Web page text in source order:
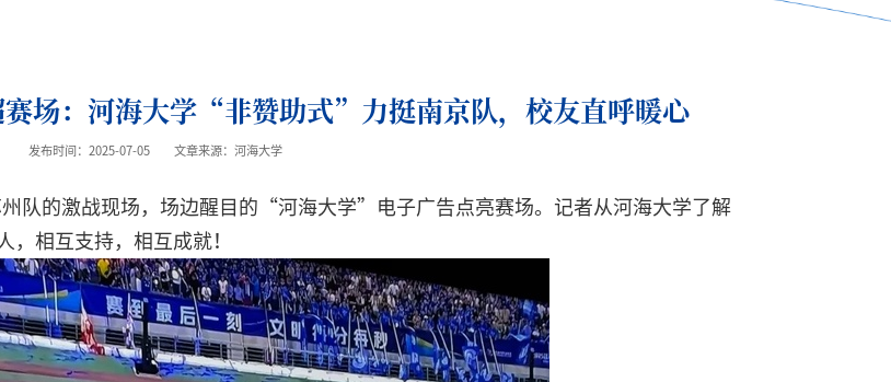
赛场：河海大学“非赞助式”力挺南京队，校友直呼暖心
发布时间：2025-07-05 文章来源：河海大学
队的激战现场，场边醒目的“河海大学”电子广告点亮赛场。记者从河海大学了解
，相互支持，相互成就！